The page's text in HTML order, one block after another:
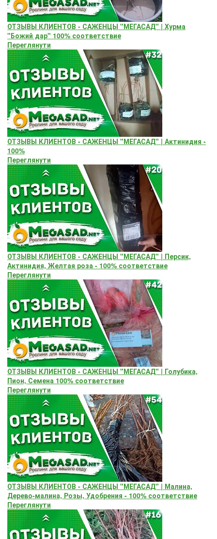
ОТЗЫВЫ КЛИЕНТОВ - САЖЕНЦЫ "МЕГАСАД" | Хурма
"Божий дар" ​100% соответствие
Переглянути
ОТЗЫВЫ КЛИЕНТОВ - САЖЕНЦЫ "МЕГАСАД" | Актинидия -
100%
Переглянути
ОТЗЫВЫ КЛИЕНТОВ - САЖЕНЦЫ "МЕГАСАД" | Персик,
Актинидия, Желтая роза - 100% соответствие
Переглянути
ОТЗЫВЫ КЛИЕНТОВ - САЖЕНЦЫ "МЕГАСАД" | Голубика,
Пион, Семена 100% соответствие
Переглянути
ОТЗЫВЫ КЛИЕНТОВ - САЖЕНЦЫ "МЕГАСАД" | Малина,
Дерево-малина, Розы, Удобрения - 100% соответствие
Переглянути